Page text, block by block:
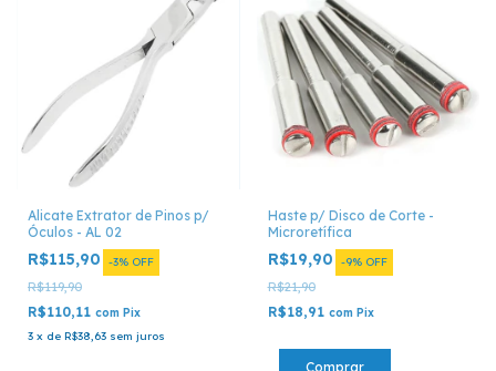
Alicate Extrator de Pinos p/
Óculos - AL 02
R$115,90 -3% OFF
R$119,90
R$110,11 com Pix
3 x de R$38,63 sem juros
Haste p/ Disco de Corte -
Microretífica
R$19,90 -9% OFF
R$21,90
R$18,91 com Pix